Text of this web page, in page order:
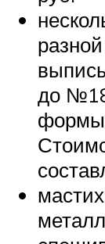
до
формы